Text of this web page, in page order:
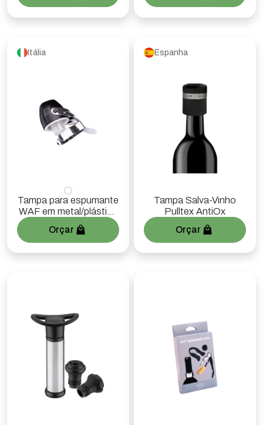
Itália
Tampa para espumante
WAF em metal/plástico
(preta)
Orçar
Espanha
Tampa Salva-Vinho
Pulltex AntiOx
Orçar